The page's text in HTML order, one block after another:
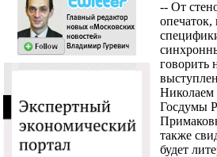
-- От
опечаток,
говорить
Николаем
Госдумы
также
будет